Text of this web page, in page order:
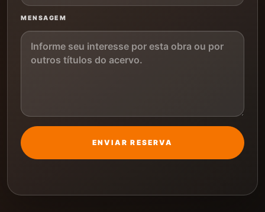
MENSAGEM
ENVIAR RESERVA